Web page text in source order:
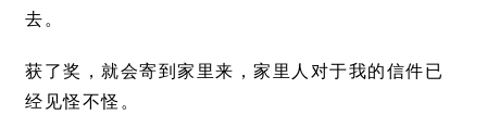
去。
获了奖，就会寄到家里来，家里人对于我的信件已
经见怪不怪。